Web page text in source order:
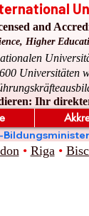
and
Higher
Universitäten
Ihr
• Riga •